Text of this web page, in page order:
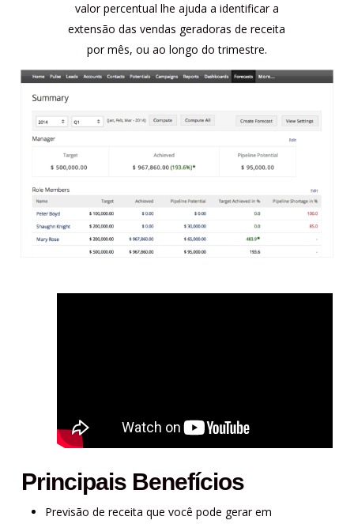
valor percentual lhe ajuda a identificar a
extensão das vendas geradoras de receita
por mês, ou ao longo do trimestre.
Principais Benefícios
Previsão de receita que você pode gerar em